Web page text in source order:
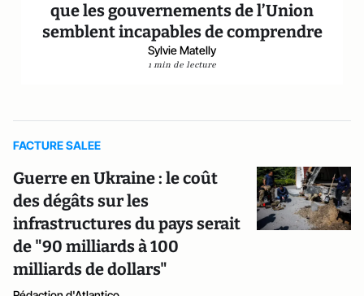
que les gouvernements de l’Union
semblent incapables de comprendre
Sylvie Matelly
1 min de lecture
FACTURE SALEE
Guerre en Ukraine : le coût
des dégâts sur les
infrastructures du pays serait
de "90 milliards à 100
milliards de dollars"